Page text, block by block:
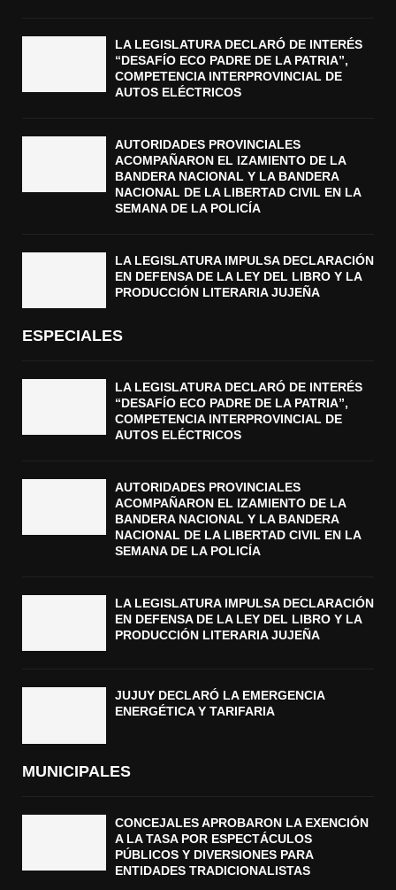
LA LEGISLATURA DECLARÓ DE INTERÉS
“DESAFÍO ECO PADRE DE LA PATRIA”,
COMPETENCIA INTERPROVINCIAL DE
AUTOS ELÉCTRICOS
AUTORIDADES PROVINCIALES
ACOMPAÑARON EL IZAMIENTO DE LA
BANDERA NACIONAL Y LA BANDERA
NACIONAL DE LA LIBERTAD CIVIL EN LA
SEMANA DE LA POLICÍA
LA LEGISLATURA IMPULSA DECLARACIÓN
EN DEFENSA DE LA LEY DEL LIBRO Y LA
PRODUCCIÓN LITERARIA JUJEÑA
ESPECIALES
LA LEGISLATURA DECLARÓ DE INTERÉS
“DESAFÍO ECO PADRE DE LA PATRIA”,
COMPETENCIA INTERPROVINCIAL DE
AUTOS ELÉCTRICOS
AUTORIDADES PROVINCIALES
ACOMPAÑARON EL IZAMIENTO DE LA
BANDERA NACIONAL Y LA BANDERA
NACIONAL DE LA LIBERTAD CIVIL EN LA
SEMANA DE LA POLICÍA
LA LEGISLATURA IMPULSA DECLARACIÓN
EN DEFENSA DE LA LEY DEL LIBRO Y LA
PRODUCCIÓN LITERARIA JUJEÑA
JUJUY DECLARÓ LA EMERGENCIA
ENERGÉTICA Y TARIFARIA
MUNICIPALES
CONCEJALES APROBARON LA EXENCIÓN
A LA TASA POR ESPECTÁCULOS
PÚBLICOS Y DIVERSIONES PARA
ENTIDADES TRADICIONALISTAS